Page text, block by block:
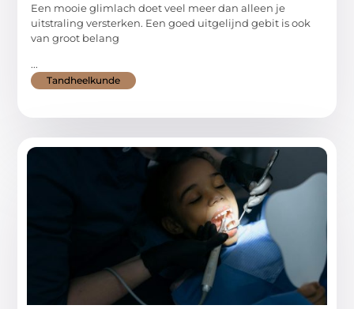
Een mooie glimlach doet veel meer dan alleen je
uitstraling versterken. Een goed uitgelijnd gebit is ook
van groot belang
...
Tandheelkunde